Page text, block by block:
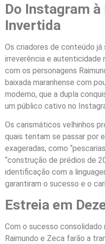
Do Instagram
Invertida
​Os criadores de conteúdo já
irreverência e autenticidade
com os personagens
baixada maranhense com
moderno, que a dupla
um público cativo no
​Os carismáticos velhinhos
quais tentam se passar por
exageradas, como
“construção de prédios de
identificação com a
garantiram o sucesso e o
Estreia em
​Com o sucesso
Raimundo e Zeca farão a